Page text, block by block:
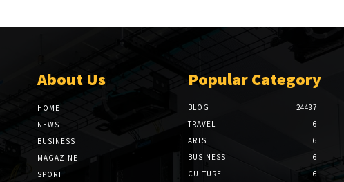
About Us
HOME
NEWS
BUSINESS
MAGAZINE
SPORT
Popular Category
BLOG
24487
TRAVEL
6
ARTS
6
BUSINESS
6
CULTURE
6